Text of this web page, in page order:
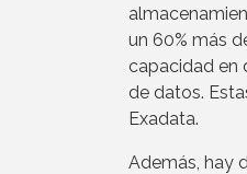
un 60% más
capacidad en
de datos.
Exadata.
Además, hay